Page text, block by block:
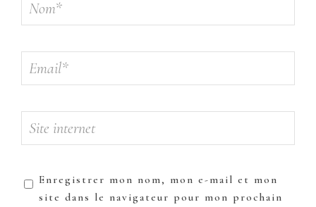
Enregistrer mon nom, mon e-mail et mon
site dans le navigateur pour mon prochain